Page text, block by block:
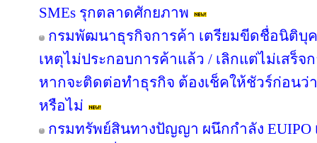
SMEs รุกตลาดศักยภาพ
กรมพัฒนาธุรกิจการค้า เตรียมขีดชื่อนิติบุ
เหตุไม่ประกอบการค้าแล้ว / เลิกแต่ไม่เสร็
หากจะติดต่อทำธุรกิจ ต้องเช็คให้ชัวร์ก่อนว่
หรือไม่
กรมทรัพย์สินทางปัญญา ผนึกกำลัง EUIPO